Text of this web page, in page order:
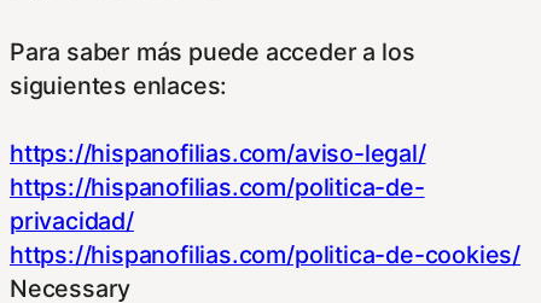
Para saber más puede acceder a los
siguientes enlaces:
https://hispanofilias.com/aviso-legal/
https://hispanofilias.com/politica-de-
privacidad/
https://hispanofilias.com/politica-de-cookies/
Necessary